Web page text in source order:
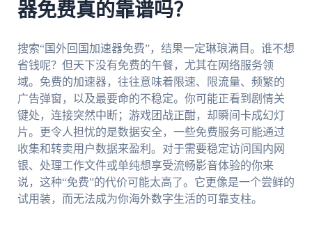
器免费真的靠谱吗？
搜索“国外回国加速器免费”，结果一定琳琅满目。谁不想
省钱呢？但天下没有免费的午餐，尤其在网络服务领
域。免费的加速器，往往意味着限速、限流量、频繁的
广告弹窗，以及最要命的不稳定。你可能正看到剧情关
键处，连接突然中断；游戏团战正酣，却瞬间卡成幻灯
片。更令人担忧的是数据安全，一些免费服务可能通过
收集和转卖用户数据来盈利。对于需要稳定访问国内网
银、处理工作文件或单纯想享受流畅影音体验的你来
说，这种“免费”的代价可能太高了。它更像是一个尝鲜的
试用装，而无法成为你海外数字生活的可靠支柱。